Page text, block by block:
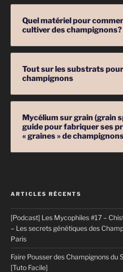
Quel matériel pour
cultiver des champignons?
Tout sur les substrats pour
champignons
Mycélium sur grain (grain
guide pour fabriquer ses
« graines » de
ARTICLES RÉCENTS
[Podcast] Les Mycophiles #17 –
– Les secrets génétiques des
Paris
Faire Pousser des Champignons du
[Tuto Facile]